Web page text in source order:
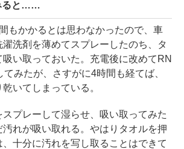
ると……
もかかるとは思わなかったので、車
洗剤を薄めてスプレーしたのち、タ
い取っておいた。充電後に改めてRN
みたが、さすがに4時間も経てば、
いてしまっている。
プレーして湿らせ、吸い取ってみた
汚れが吸い取れる。やはりタオルを押
、十分に汚れを写し取ることはできて